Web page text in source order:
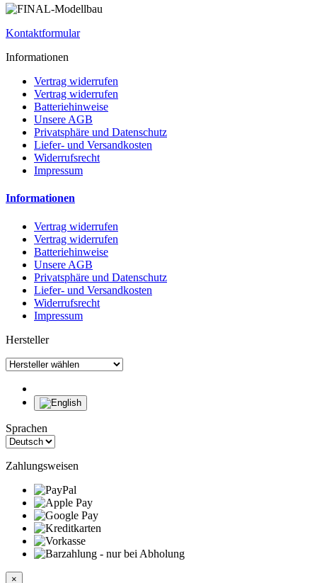
Kontaktformular
Informationen
Vertrag widerrufen
Vertrag widerrufen
Batteriehinweise
Unsere AGB
Privatsphäre und Datenschutz
Liefer- und Versandkosten
Widerrufsrecht
Impressum
Informationen
Vertrag widerrufen
Vertrag widerrufen
Batteriehinweise
Unsere AGB
Privatsphäre und Datenschutz
Liefer- und Versandkosten
Widerrufsrecht
Impressum
Hersteller
Sprachen
Zahlungsweisen
×